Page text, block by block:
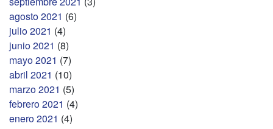
agosto 2021 (6)
julio 2021 (4)
junio 2021 (8)
mayo 2021 (7)
abril 2021 (10)
marzo 2021 (5)
febrero 2021 (4)
enero 2021 (4)